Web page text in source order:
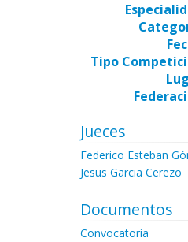
Tipo
Jueces
Federico Esteban
Jesus Garcia Cerezo
Documentos
Convocatoria